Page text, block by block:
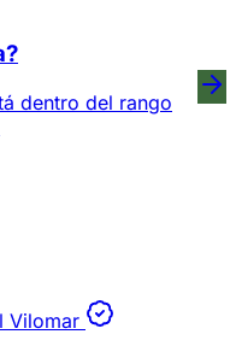
dentro del rango
Vilomar